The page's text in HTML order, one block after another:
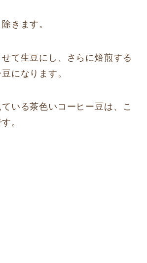
きます。
て生豆にし、さらに焙煎する
になります。
いる茶色いコーヒー豆は、こ
。